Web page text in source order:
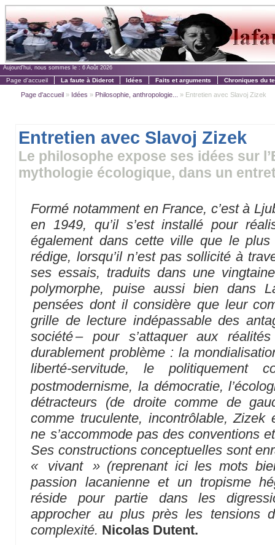
Aujourd'hui, nous sommes le : 6 Août 2026
Page d'accueil La faute à Diderot Idées Faits et arguments Chroniques du
Page d'accueil » Idées » Philosophie, anthropologie... » Entretien avec Slavoj Zizek
Entretien avec Slavoj Zizek
Le philosophe expose ses idées sur
mythologie écologique, dans un
Formé notamment en France, c’est à
en 1949, qu’il s’est installé pour
également dans cette ville que le
rédige, lorsqu’il n’est pas sollicité à
ses essais, traduits dans une
polymorphe, puise aussi bien dans
pensées dont il considère que leur
grille de lecture indépassable des
société – pour s’attaquer aux
durablement problème : la
liberté-servitude, le politiquement
postmodernisme, la démocratie,
détracteurs (de droite comme de
comme truculente, incontrôlable,
ne s’accommode pas des conventions
Ses constructions conceptuelles sont
« vivant » (reprenant ici les mots
passion lacanienne et un tropisme
réside pour partie dans les
approcher au plus près les
complexité. Nicolas Dutent.